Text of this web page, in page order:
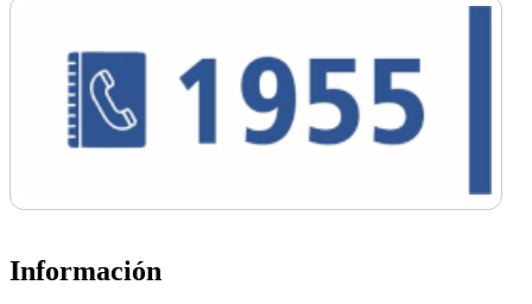
Información